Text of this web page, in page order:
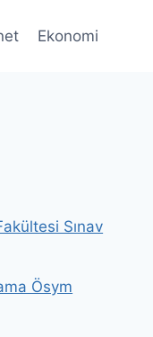
Ekonomi
Sınav
Ösym